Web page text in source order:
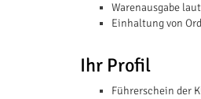
Warenausgabe
Einhaltung von
Ihr Profil
Führerschein der